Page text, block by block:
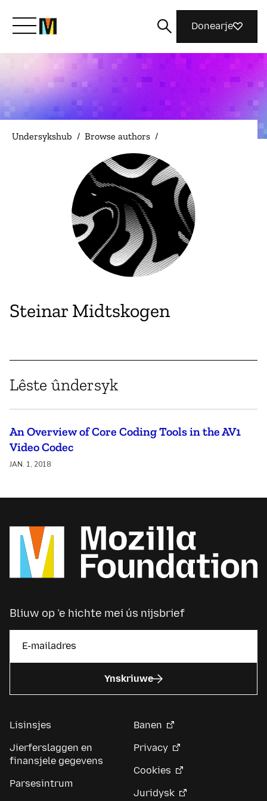
Kom yn ’e kunde mei Mozilla
Wat wy dogge
Magazine
Donearje
Undersykshub / Browse authors /
Steinar Midtskogen
Lêste ûndersyk
An Overview of Core Coding Tools in the AV1
Video Codec
JAN. 1, 2018
Bliuw op ’e hichte mei ús nijsbrief
Ynskriuwe
Lisinsjes
Jierferslaggen en
finansjele gegevens
Parsesintrum
Banen
Privacy
Cookies
Juridysk